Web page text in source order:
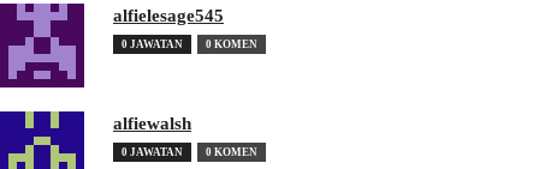
alfielesage545
0 JAWATAN 0 KOMEN
alfiewalsh
0 JAWATAN 0 KOMEN